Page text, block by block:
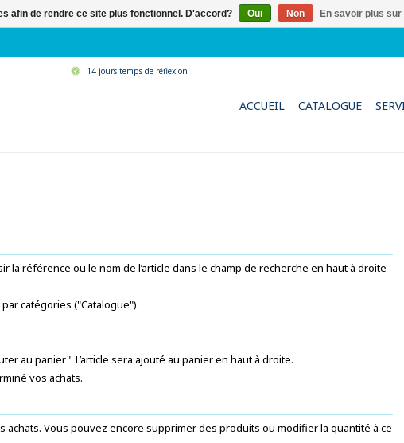
14 jours temps de réflexion
ACCUEIL CATALOGUE
la référence ou le nom de l’article dans le champ de recherche en haut à droite
catégories ("Catalogue").
au panier". L’article sera ajouté au panier en haut à droite.
vos achats.
Vous pouvez encore supprimer des produits ou modifier la quantité à ce
afin de rendre ce site plus fonctionnel. D'accord? Oui Non En savoir plus